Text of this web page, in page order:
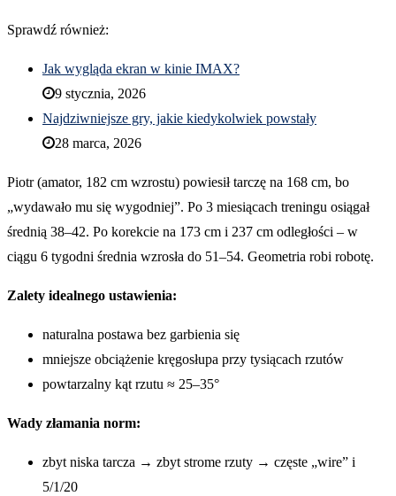
Sprawdź również:
Jak wygląda ekran w kinie IMAX?
9 stycznia, 2026
Najdziwniejsze gry, jakie kiedykolwiek powstały
28 marca, 2026
Piotr (amator, 182 cm wzrostu) powiesił tarczę na 168 cm, bo
„wydawało mu się wygodniej”. Po 3 miesiącach treningu osiągał
średnią 38–42. Po korekcie na 173 cm i 237 cm odległości – w
ciągu 6 tygodni średnia wzrosła do 51–54. Geometria robi robotę.
Zalety idealnego ustawienia:
naturalna postawa bez garbienia się
mniejsze obciążenie kręgosłupa przy tysiącach rzutów
powtarzalny kąt rzutu ≈ 25–35°
Wady złamania norm:
zbyt niska tarcza → zbyt strome rzuty → częste „wire” i
5/1/20